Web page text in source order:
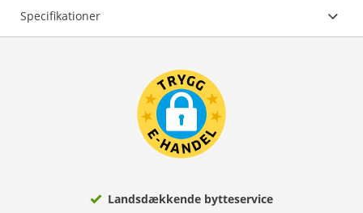
Specifikationer
Landsdækkende bytteservice